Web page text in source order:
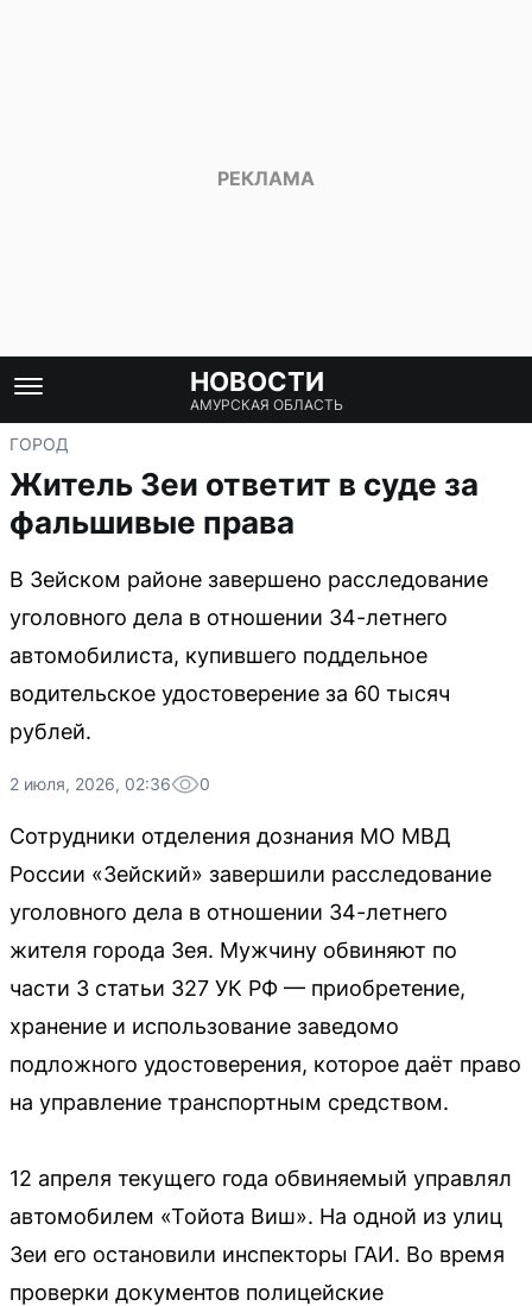
НОВОСТИ
АМУРСКАЯ ОБЛАСТЬ
ГОРОД
Житель Зеи ответит в суде за
фальшивые права
В Зейском районе завершено расследование
уголовного дела в отношении 34-летнего
автомобилиста, купившего поддельное
водительское удостоверение за 60 тысяч
рублей.
2 июля, 2026, 02:36 0
Сотрудники отделения дознания МО МВД
России «Зейский» завершили расследование
уголовного дела в отношении 34-летнего
жителя города Зея. Мужчину обвиняют по
части 3 статьи 327 УК РФ — приобретение,
хранение и использование заведомо
подложного удостоверения, которое даёт право
на управление транспортным средством.
12 апреля текущего года обвиняемый управлял
автомобилем «Тойота Виш». На одной из улиц
Зеи его остановили инспекторы ГАИ. Во время
проверки документов полицейские